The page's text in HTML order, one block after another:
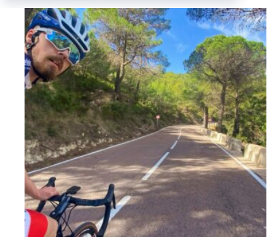
pripraviť
energetickú
tyčinku
k
tréningu